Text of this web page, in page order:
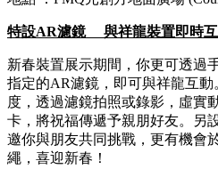
特設AR濾鏡 與祥龍裝置即時
新春裝置展示期間，你更可透過
指定的AR濾鏡，即可與祥龍互
度，透過濾鏡拍照或錄影，虛實
卡，將祝福傳遞予親朋好友。另
邀你與朋友共同挑戰，更有機會
繩，喜迎新春！